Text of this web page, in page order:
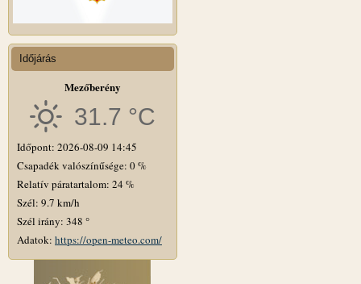
Időjárás
Mezőberény
31.7 °C
Időpont: 2026-08-09 14:45
Csapadék valószínűsége: 0 %
Relatív páratartalom: 24 %
Szél: 9.7 km/h
Szél irány: 348 °
Adatok: https://open-meteo.com/